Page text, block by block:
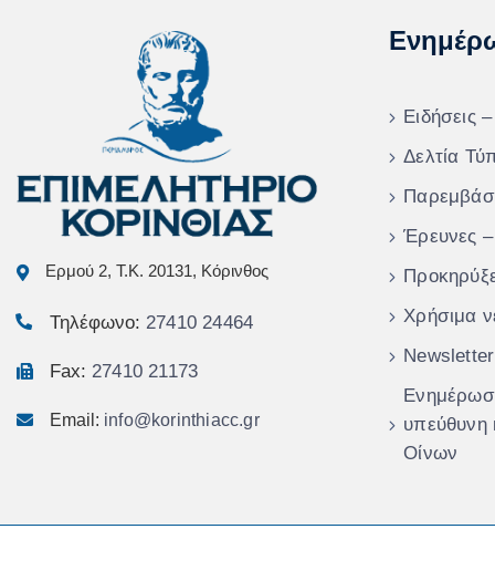
Ερμού 2, Τ.Κ. 20131, Κόρινθος
Τηλέφωνο: 27410 24464
Fax: 27410 21173
Email: info@korinthiacc.gr
Ειδήσεις
Δελτία
Έρευνες
Χρήσιμα
Newsletter
Οίνων